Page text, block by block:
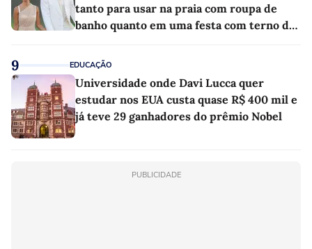
tanto para usar na praia com roupa de
banho quanto em uma festa com terno de
9 EDUCAÇÃO
Universidade onde Davi Lucca quer
estudar nos EUA custa quase R$ 400 mil e
já teve 29 ganhadores do prêmio Nobel
PUBLICIDADE